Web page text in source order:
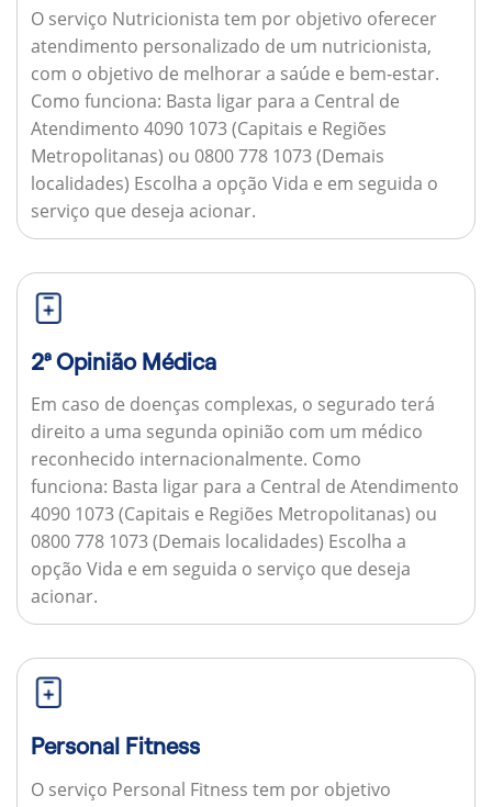
O serviço Nutricionista tem por objetivo oferecer
atendimento personalizado de um nutricionista,
com o objetivo de melhorar a saúde e bem-estar.
Como funciona: Basta ligar para a Central de
Atendimento 4090 1073 (Capitais e Regiões
Metropolitanas) ou 0800 778 1073 (Demais
localidades) Escolha a opção Vida e em seguida o
serviço que deseja acionar.
2ª Opinião Médica
Em caso de doenças complexas, o segurado terá
direito a uma segunda opinião com um médico
reconhecido internacionalmente. Como
funciona: Basta ligar para a Central de Atendimento
4090 1073 (Capitais e Regiões Metropolitanas) ou
0800 778 1073 (Demais localidades) Escolha a
opção Vida e em seguida o serviço que deseja
acionar.
Personal Fitness
O serviço Personal Fitness tem por objetivo